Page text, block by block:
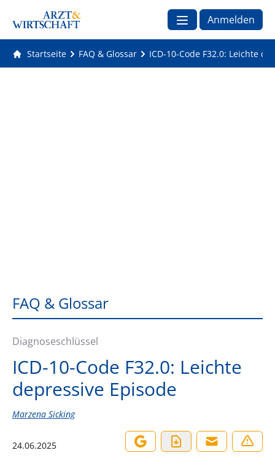
Anmelden
Startseite FAQ & Glossar ICD-10-Code F32.0: Leichte
FAQ & Glossar
Diagnoseschlüssel
ICD-10-Code F32.0: Leichte
depressive Episode
Marzena Sicking
24.06.2025